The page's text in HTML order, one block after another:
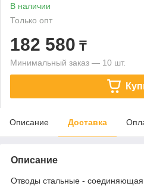
В наличии
Только опт
182 580 ₸
Минимальный заказ — 10 шт.
Описание Доставка
Описание
Отводы стальные - соединяющая